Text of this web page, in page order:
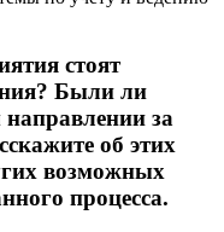
стоят
Были ли
за
об этих
возможных
процесса.